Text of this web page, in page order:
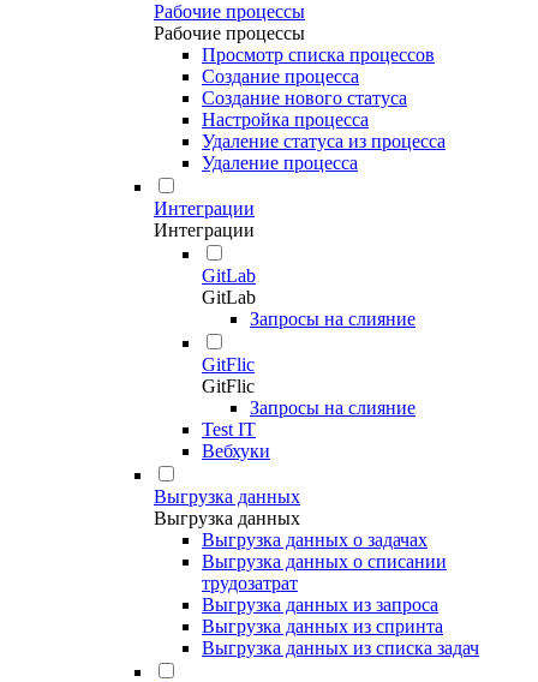
Рабочие процессы
Рабочие процессы
Просмотр списка процессов
Создание процесса
Создание нового статуса
Настройка процесса
Удаление статуса из процесса
Удаление процесса
Интеграции
Интеграции
GitLab
GitLab
Запросы на слияние
GitFlic
GitFlic
Запросы на слияние
Test IT
Вебхуки
Выгрузка данных
Выгрузка данных
Выгрузка данных о задачах
Выгрузка данных о списании
трудозатрат
Выгрузка данных из запроса
Выгрузка данных из спринта
Выгрузка данных из списка задач